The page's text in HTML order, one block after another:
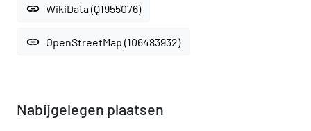
link WikiData (Q1955076)
link OpenStreetMap (106483932)
Nabijgelegen plaatsen